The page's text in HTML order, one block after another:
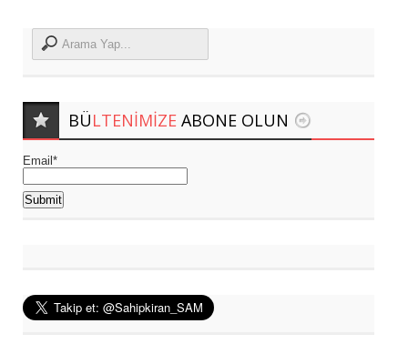
BÜLTENIMIZE ABONE OLUN
Email*